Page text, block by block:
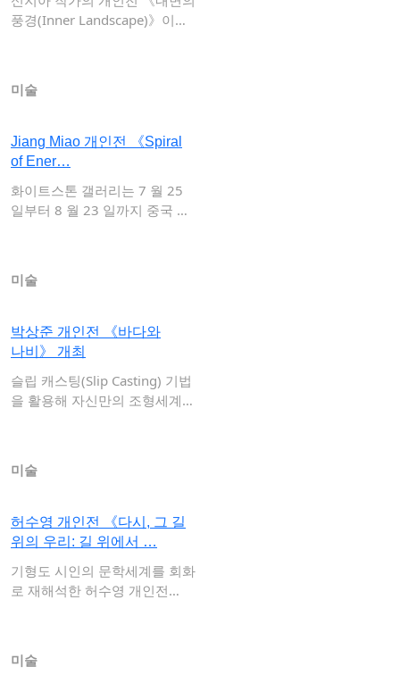
풍경(Inner Landscape)》이
미술
Jiang Miao 개인전 《Spiral
of Ener…
화이트스톤 갤러리는 7 월 25
일부터 8 월 23 일까지 중국 현
미술
박상준 개인전 《바다와
나비》 개최
슬립 캐스팅(Slip Casting) 기법
을 활용해 자신만의 조형세계를
미술
허수영 개인전 《다시, 그 길
위의 우리: 길 위에서 …
기형도 시인의 문학세계를 회화
로 재해석한 허수영 개인전
미술